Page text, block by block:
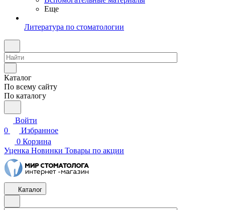
Еще
Литература по стоматологии
Каталог
По всему сайту
По каталогу
Войти
0
Избранное
0 Корзина
Уценка Новинки Товары по акции
Каталог